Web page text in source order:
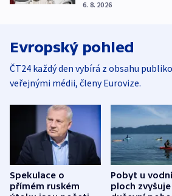
6. 8. 2026
Evropský pohled
ČT24 každý den vybírá z obsahu
veřejnými médii, členy Eurovize.
Spekulace o
přímém ruském
Pobyt u
ploch zvyšuje